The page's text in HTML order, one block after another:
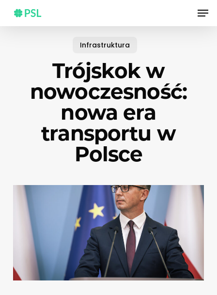
main
Infrastruktura
Trójskok w
nowoczesność:
nowa era
transportu w
Polsce